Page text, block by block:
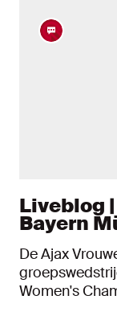
Liveblog
Bayern
De Ajax
Women's